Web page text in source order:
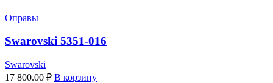
Оправы
Swarovski 5351-016
Swarovski
17 800.00 ₽ В корзину